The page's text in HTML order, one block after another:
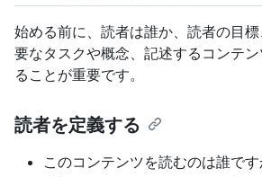
始める前に、読者は誰か、読者の目
要なタスクや概念、記述するコンテ
ることが重要です。
読者を定義する
このコンテンツを読むのは誰です